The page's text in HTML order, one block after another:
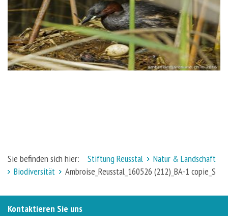
Sie befinden sich hier: Stiftung Reusstal
Natur & Landschaft
Biodiversität
Ambroise_Reusstal_160526 (212)_BA-1 copie_S
Kontaktieren Sie uns